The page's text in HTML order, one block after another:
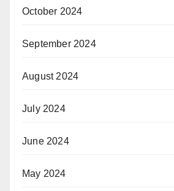
October 2024
September 2024
August 2024
July 2024
June 2024
May 2024